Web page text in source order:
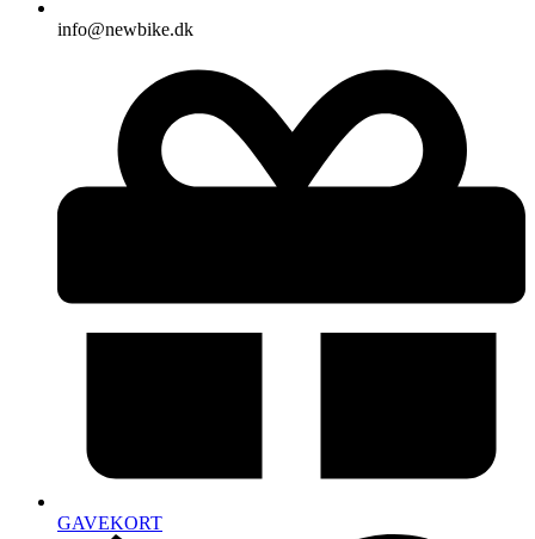
info@newbike.dk
GAVEKORT